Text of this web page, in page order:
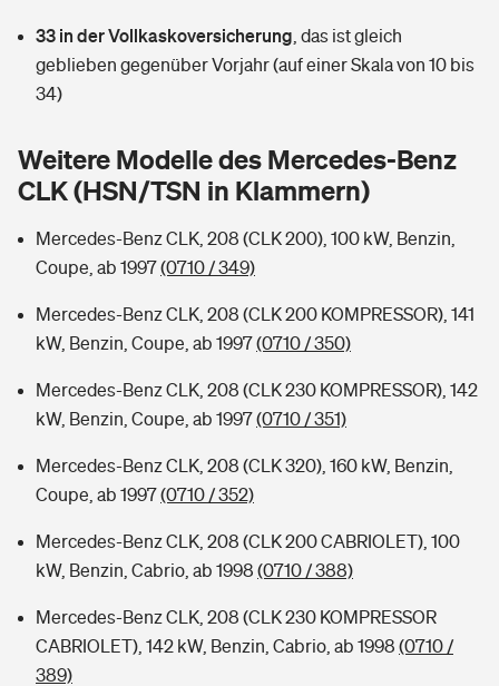
Tools
Wer versichert was: Jetzt Versicherer finden
Sie haben Fragen?
Handyversicherung
Musikinstrumentenversicherung
Zur Übersicht
Tools
Kinderunfall-Check: Mehr Sicherheit für deine Kids
Sie haben Fragen?
Sie haben Fragen?
33 in der Vollkaskoversicherung das ist gleich
geblieben gegenüber Vorjahr (auf einer Skala von 10 bis
34)
Weitere Modelle des Mercedes-Benz
CLK (HSN/TSN in Klammern)
Mercedes-Benz CLK, 208 (CLK 200), 100 kW, Benzin,
Coupe, ab 1997(0710 / 349)
Mercedes-Benz CLK, 208 (CLK 200 KOMPRESSOR), 141
kW, Benzin, Coupe, ab 1997(0710 / 350)
Mercedes-Benz CLK, 208 (CLK 230 KOMPRESSOR), 142
kW, Benzin, Coupe, ab 1997(0710 / 351)
Mercedes-Benz CLK, 208 (CLK 320), 160 kW, Benzin,
Coupe, ab 1997(0710 / 352)
Mercedes-Benz CLK, 208 (CLK 200 CABRIOLET), 100
kW, Benzin, Cabrio, ab 1998 (0710 / 388)
Mercedes-Benz CLK, 208 (CLK 230 KOMPRESSOR
CABRIOLET), 142 kW, Benzin, Cabrio, ab 1998 (0710 /
389)